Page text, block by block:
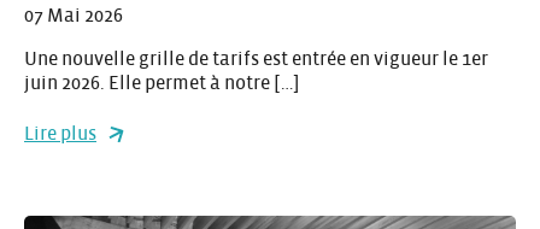
07 Mai 2026
Une nouvelle grille de tarifs est entrée en vigueur le 1er
juin 2026. Elle permet à notre […]
Lire plus